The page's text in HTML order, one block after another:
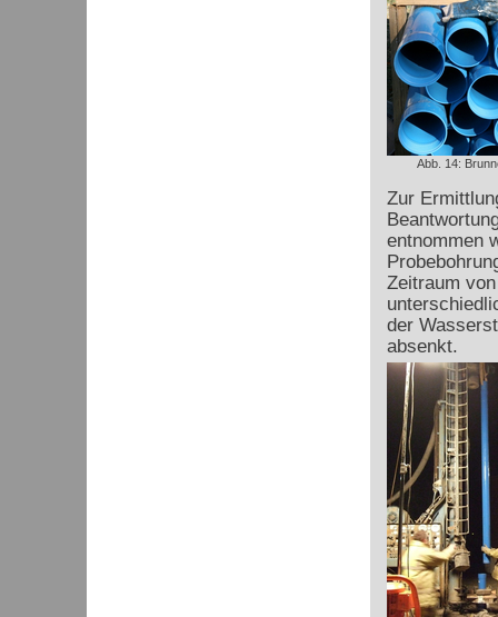
Abb. 14:
Zur
entnommen
Zeitraum
der
absenkt.